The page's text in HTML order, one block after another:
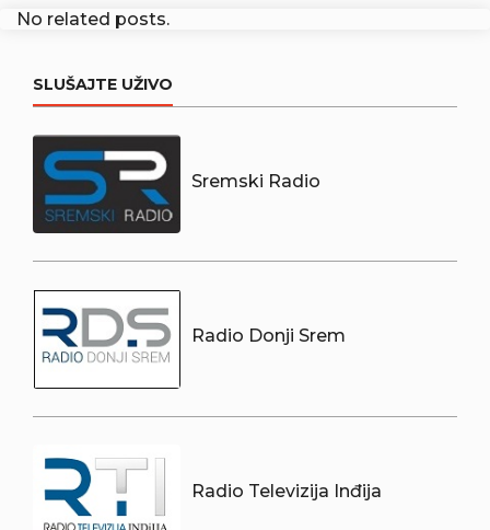
No related posts.
SLUŠAJTE UŽIVO
Sremski Radio
Radio Donji Srem
Radio Televizija Inđija